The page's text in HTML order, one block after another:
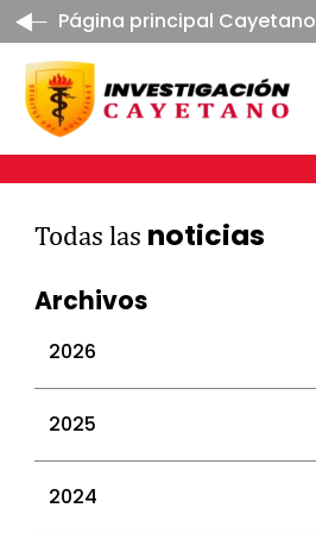
Página principal Cayetano
Todas las noticias
Archivos
2026
julio 2026
mayo 2026
2025
diciembre 2025
2024